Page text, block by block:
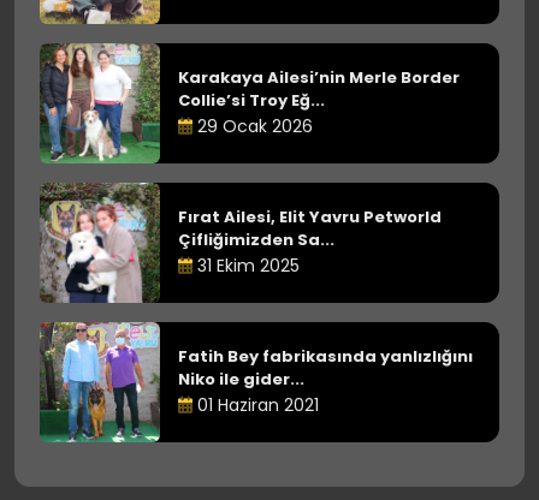
Karakaya Ailesi’nin Merle Border
Collie’si Troy Eğ...
29 Ocak 2026
Fırat Ailesi, Elit Yavru Petworld
Çifliğimizden Sa...
31 Ekim 2025
Fatih Bey fabrikasında yanlızlığını
Niko ile gider...
01 Haziran 2021